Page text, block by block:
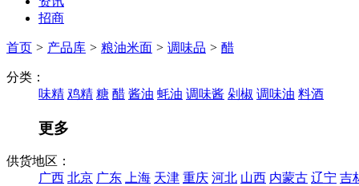
招商
首页 > 产品库 > 粮油米面 > 调味品 > 醋
分类：
味精 鸡精 糖 醋 酱油 蚝油 调味酱 剁椒 调味油 料酒
更多
供货地区：
广西 北京 广东 上海 天津 重庆 河北 山西 内蒙古 辽宁 吉